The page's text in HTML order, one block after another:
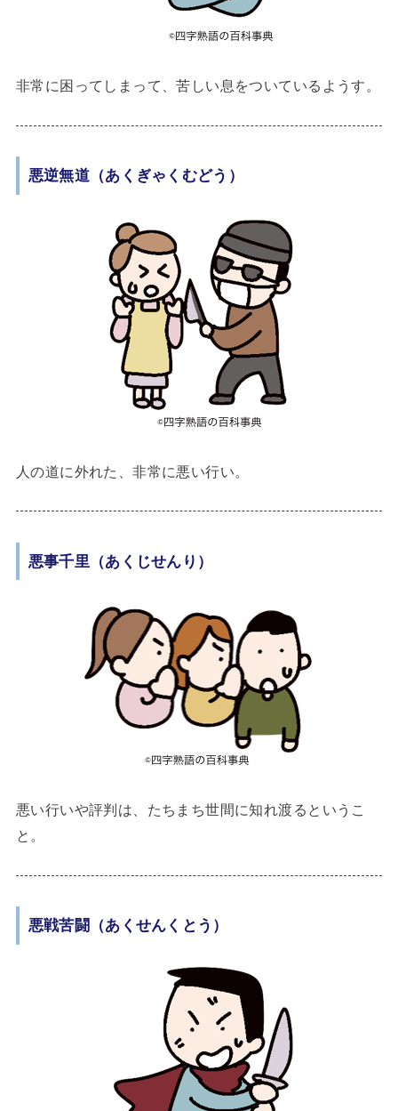
非常に困ってしまって、苦しい息をついているようす。
悪逆無道（あくぎゃくむどう）
人の道に外れた、非常に悪い行い。
悪事千里（あくじせんり）
悪い行いや評判は、たちまち世間に知れ渡るというこ
と。
悪戦苦闘（あくせんくとう）